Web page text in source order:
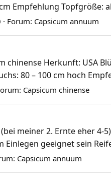
Empfehlung Topfgröße:
Forum: Capsicum annuum
Herkunft: USA
80 – 100 cm hoch
Capsicum chinense
meiner 2. Ernte eher
geeignet sein
Capsicum annuum